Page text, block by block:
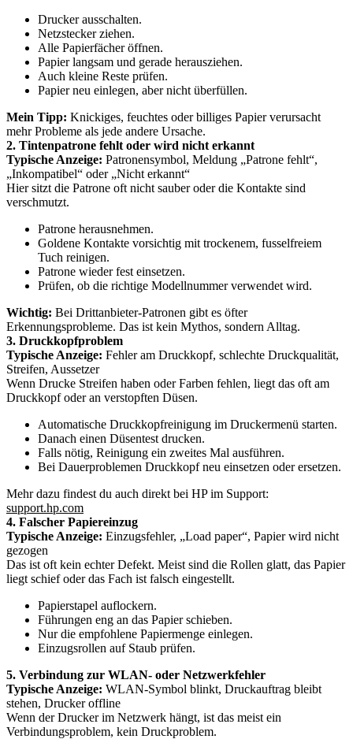
Drucker ausschalten.
Netzstecker ziehen.
Alle Papierfächer öffnen.
Papier langsam und gerade herausziehen.
Auch kleine Reste prüfen.
Papier neu einlegen, aber nicht überfüllen.
Mein Tipp: Knickiges, feuchtes oder billiges Papier verursacht
mehr Probleme als jede andere Ursache.
2. Tintenpatrone fehlt oder wird nicht erkannt
Typische Anzeige: Patronensymbol, Meldung „Patrone fehlt“,
„Inkompatibel“ oder „Nicht erkannt“
Hier sitzt die Patrone oft nicht sauber oder die Kontakte sind
verschmutzt.
Patrone herausnehmen.
Goldene Kontakte vorsichtig mit trockenem, fusselfreiem
Tuch reinigen.
Patrone wieder fest einsetzen.
Prüfen, ob die richtige Modellnummer verwendet wird.
Wichtig: Bei Drittanbieter-Patronen gibt es öfter
Erkennungsprobleme. Das ist kein Mythos, sondern Alltag.
3. Druckkopfproblem
Typische Anzeige: Fehler am Druckkopf, schlechte Druckqualität,
Streifen, Aussetzer
Wenn Drucke Streifen haben oder Farben fehlen, liegt das oft am
Druckkopf oder an verstopften Düsen.
Automatische Druckkopfreinigung im Druckermenü starten.
Danach einen Düsentest drucken.
Falls nötig, Reinigung ein zweites Mal ausführen.
Bei Dauerproblemen Druckkopf neu einsetzen oder ersetzen.
Mehr dazu findest du auch direkt bei HP im Support:
support.hp.com
4. Falscher Papiereinzug
Typische Anzeige: Einzugsfehler, „Load paper“, Papier wird nicht
gezogen
Das ist oft kein echter Defekt. Meist sind die Rollen glatt, das Papier
liegt schief oder das Fach ist falsch eingestellt.
Papierstapel auflockern.
Führungen eng an das Papier schieben.
Nur die empfohlene Papiermenge einlegen.
Einzugsrollen auf Staub prüfen.
5. Verbindung zur WLAN- oder Netzwerkfehler
Typische Anzeige: WLAN-Symbol blinkt, Druckauftrag bleibt
stehen, Drucker offline
Wenn der Drucker im Netzwerk hängt, ist das meist ein
Verbindungsproblem, kein Druckproblem.